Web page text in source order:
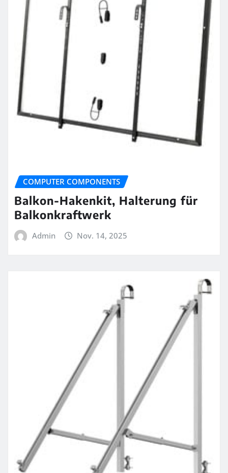
COMPUTER COMPONENTS
Balkon-Hakenkit, Halterung für
Balkonkraftwerk
Admin Nov. 14, 2025